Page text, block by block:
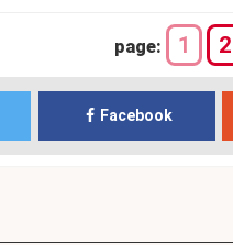
page: 1 2
Facebook